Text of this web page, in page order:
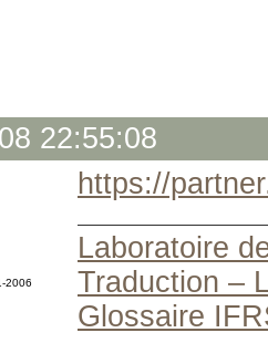
22:55:08
2006
https://
Laboratoire
Traduction –
Glossaire